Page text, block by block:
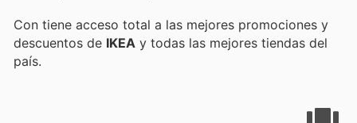
Con tiene acceso total a las mejores promociones y
descuentos de IKEA y todas las mejores tiendas del
país.